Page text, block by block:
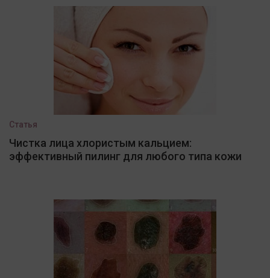
Статья
Чистка лица хлористым кальцием:
эффективный пилинг для любого типа кожи